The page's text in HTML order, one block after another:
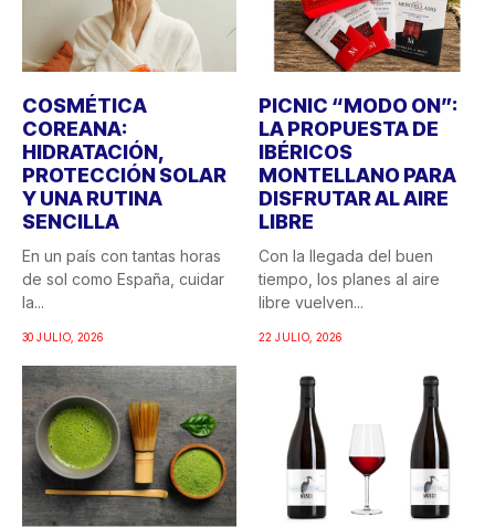
COSMÉTICA
COREANA:
HIDRATACIÓN,
PROTECCIÓN SOLAR
Y UNA RUTINA
SENCILLA
En un país con tantas horas
de sol como España, cuidar
la...
30 JULIO, 2026
PICNIC “MODO ON”:
LA PROPUESTA DE
IBÉRICOS
MONTELLANO PARA
DISFRUTAR AL AIRE
LIBRE
Con la llegada del buen
tiempo, los planes al aire
libre vuelven...
22 JULIO, 2026